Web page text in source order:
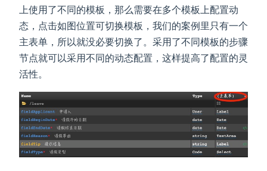
上使用了不同的模板，那么需要在多个模板上配置动
态，点击如图位置可切换模板，我们的案例里只有一个
主表单，所以就没必要切换了。采用了不同模板的步骤
节点就可以采用不同的动态配置，这样提高了配置的灵
活性。